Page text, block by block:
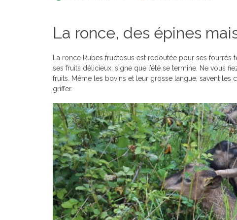
La ronce, des épines
La ronce Rubes fructosus est redoutée pour ses
ses fruits délicieux, signe que l’été se termine. Ne vous
fruits. Même les bovins et leur grosse langue, savent
griffer.